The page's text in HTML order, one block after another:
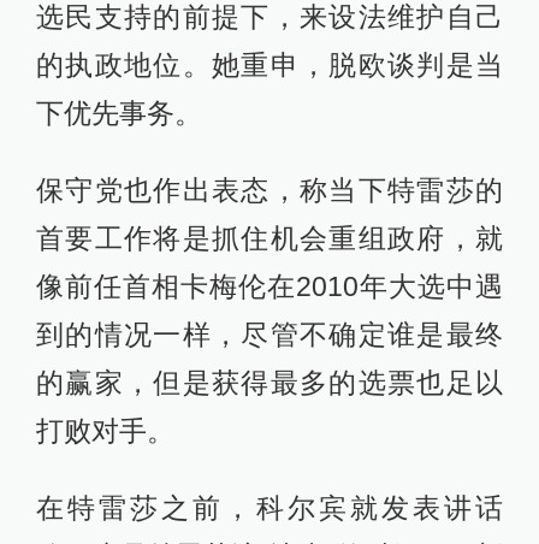
选民支持的前提下，来设法维护自己
的执政地位。她重申，脱欧谈判是当
下优先事务。
保守党也作出表态，称当下特雷莎的
首要工作将是抓住机会重组政府，就
像前任首相卡梅伦在2010年大选中遇
到的情况一样，尽管不确定谁是最终
的赢家，但是获得最多的选票也足以
打败对手。
在特雷莎之前，科尔宾就发表讲话